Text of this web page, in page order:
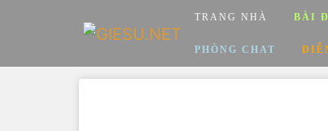
TRANG NHÀ BÀI
PHÒNG CHAT